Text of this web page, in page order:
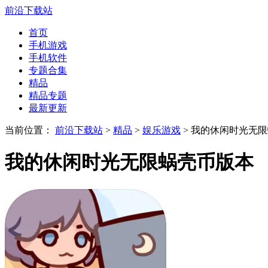
前沿下载站
首页
手机游戏
手机软件
专题合集
精品
精品专题
最新更新
当前位置： 前沿下载站 > 精品 > 娱乐游戏 > 我的休闲时光无
我的休闲时光无限蜗壳币版本